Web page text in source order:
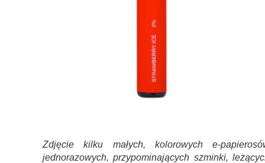
Zdjęcie kilku małych, kolorowych e-
jednorazowych, przypominających szminki,